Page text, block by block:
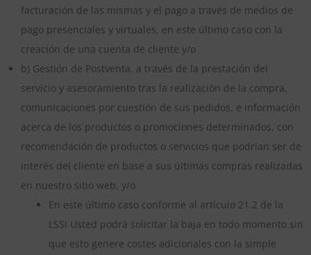
facturación de las mismas y el pago a través de medios de
pago presenciales y virtuales, en este último caso con la
creación de una cuenta de cliente y/o
b) Gestión de Postventa, a través de la prestación del
servicio y asesoramiento tras la realización de la compra,
comunicaciones por cuestión de sus pedidos, e información
acerca de los productos o promociones determinados, con
recomendación de productos o servicios que podrían ser de
interés del cliente en base a sus últimas compras realizadas
en nuestro sitio web, y/o
En este último caso conforme al artículo 21.2 de la
LSSI Usted podrá solicitar la baja en todo momento sin
que esto genere costes adicionales con la simple